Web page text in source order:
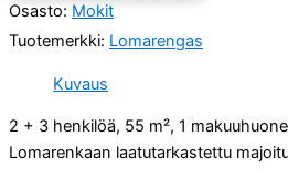
Osasto: Mokit
Tuotemerkki: Lomarengas
Kuvaus
2 + 3 henkilöä, 55 m², 1
Lomarenkaan laatutarkastettu